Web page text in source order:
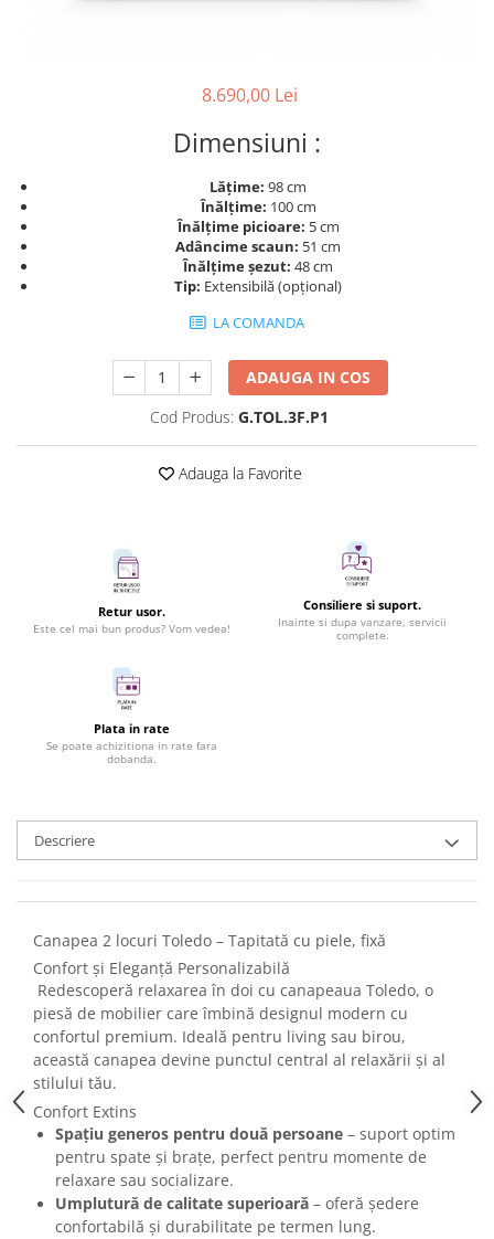
8.690,00 Lei
Dimensiuni :
Lățime: 98 cm
Înălțime: 100 cm
Înălțime picioare: 5 cm
Adâncime scaun: 51 cm
Înălțime șezut: 48 cm
Tip: Extensibilă (opțional)
LA COMANDA
ADAUGA IN COS
Cod Produs: G.TOL.3F.P1
Adauga la Favorite
Retur usor.
Este cel mai bun produs? Vom vedea!
Consiliere si suport.
Inainte si dupa vanzare, servicii
complete.
Plata in rate
Se poate achizitiona in rate fara
dobanda.
Descriere
Canapea 2 locuri Toledo – Tapitată cu piele, fixă
Confort și Eleganță Personalizabilă
Redescoperă relaxarea în doi cu canapeaua Toledo, o
piesă de mobilier care îmbină designul modern cu
confortul premium. Ideală pentru living sau birou,
această canapea devine punctul central al relaxării și al
stilului tău.
Confort Extins
Spațiu generos pentru două persoane – suport optim
pentru spate și brațe, perfect pentru momente de
relaxare sau socializare.
Umplutură de calitate superioară – oferă ședere
confortabilă și durabilitate pe termen lung.